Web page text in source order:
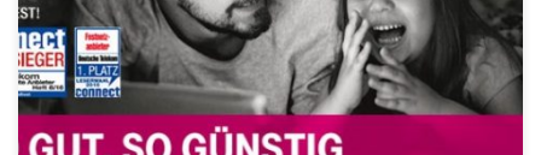
So gut war das Original noch nie – so günstig auch nicht Ab heute
können Neukunden den Telekom MagentaZuhause L VDSL-Tarif mit
bis zu 100 MBit/s für nur 19,95 Euro* monatlich in den ersten 12
Monaten nutzen. Die Telekom MagentsZuhause Aktion im Detail:
Gültig vom 01.08.2016 – 31.01.2017 Für Breitband-Neukunden […]